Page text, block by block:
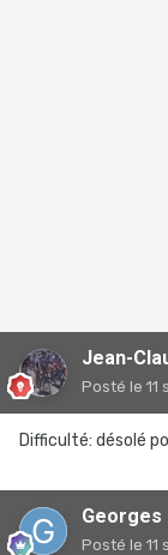
Jean-
Posté le 11
Difficulté: désolé
Georges
Posté le 11